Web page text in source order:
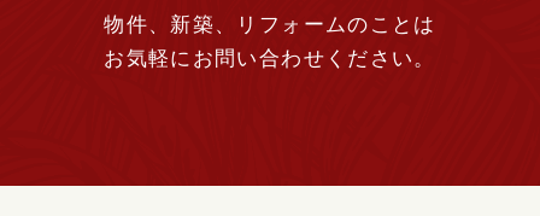
物件、新築、リフォームのことは
お気軽にお問い合わせください。